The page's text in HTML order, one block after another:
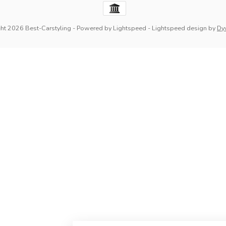
2026 Best-Carstyling - Powered by Lightspeed - Lightspeed design by